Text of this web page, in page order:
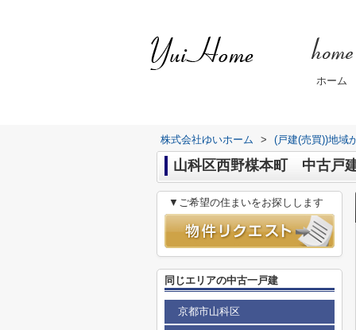
ホーム
株式会社ゆいホーム > (戸建(売買))地域
山科区西野楳本町 中古戸
▼ご希望の住まいをお探しします
同じエリアの中古一戸建
京都市山科区